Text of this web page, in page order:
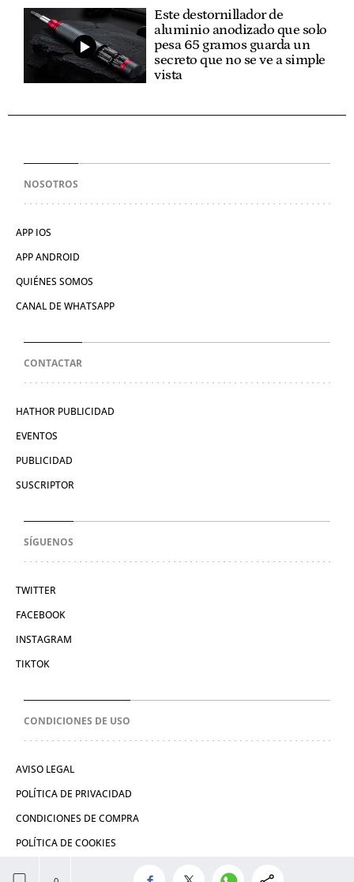
Este destornillador de
aluminio anodizado que solo
pesa 65 gramos guarda un
secreto que no se ve a simple
vista
NOSOTROS
APP IOS
APP ANDROID
QUIÉNES SOMOS
CANAL DE WHATSAPP
CONTACTAR
HATHOR PUBLICIDAD
EVENTOS
PUBLICIDAD
SUSCRIPTOR
SÍGUENOS
TWITTER
FACEBOOK
INSTAGRAM
TIKTOK
CONDICIONES DE USO
AVISO LEGAL
POLÍTICA DE PRIVACIDAD
CONDICIONES DE COMPRA
POLÍTICA DE COOKIES